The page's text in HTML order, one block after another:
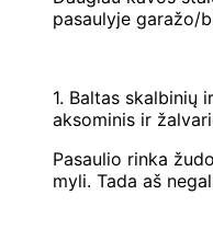
pasaulyje garažo/
1. Baltas skalbinių
aksominis ir
Pasaulio rinka
myli. Tada aš